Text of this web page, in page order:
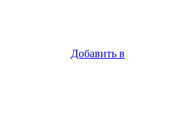
Добавить в